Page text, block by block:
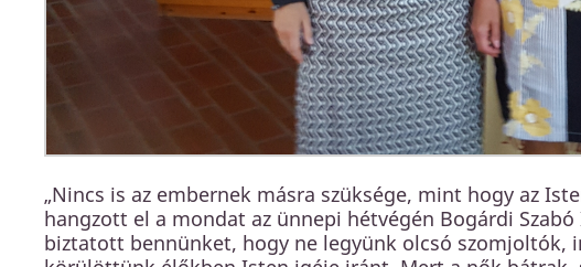
„Nincs is az embernek másra szüksége, mint hogy az
hangzott el a mondat az ünnepi hétvégén Bogárdi
biztatott bennünket, hogy ne legyünk olcsó szomjoltók,